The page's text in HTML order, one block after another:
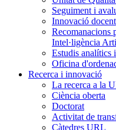
Seguiment i
Innovació docent
Recomanacions
Intel·ligència
Estudis analítics
Oficina
Recerca i innovació
La recerca a la
Ciència oberta
Doctorat
Activitat de
Càtedres URL